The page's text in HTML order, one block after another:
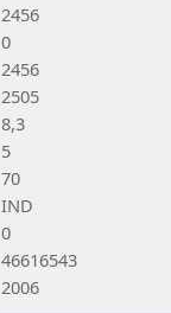
2456
0
2456
2505
8,3
5
70
IND
0
46616543
2006